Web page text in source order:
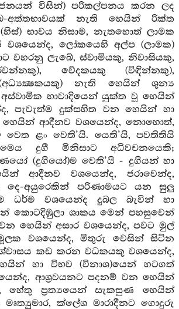
විසින්) පරිකල්පනය කරන ලද
අත්තභාවයක් නැති හෙයින් රික්ත
භාවය නිසාම, නැතහොත් ලාමක
වශයෙන්ද, ලෝකයෙහි අල්ප (ලාමක)
වහරනු ලැබේ, ස්වාමියකු, නිවාසියකු,
වේදකයකු (විඳින්නකු),
නැති හෙයින් ශුන්‍ය
භාවාදියෙන් යුක්ත වූ හෙයින්
පැවැත්ම දුක්සහිත වන හෙයින් හා
හෙයින් ආදීනව වශයෙන්ද, නොහොත්,
වෙත ළං වෙති’යි. යෙති’යි, පවතිතියි
දුගී මිනිසාට අධිවචනයෙකි;
(දුගියෝ)ම වෙති’යි - දුගියන් හා
ආදීනව වශයෙන්ද, ජරාවෙන්ද,
අයුරෙකින් පරිණාමයට යන සුලු
ධර්ම වශයෙන්ද දුබල බැවින් හා
කොටදිඹුලා ශාකය මෙන් පහසුවෙන්
හෙයින් අසාර වශයෙන්ද, පවට මුල්
වශයෙන්ද, මිතුරු වෙසින් සිටින
කඩ කරන වධකයකු වශයෙන්ද,
හා විභව (විනාශ)යෙන් හටගත්
ආශ්‍රවයනට පදනම් වන හෙයින්
හේතු ප්‍රත්‍යයෙන් සැකසුණ හෙයින්
ක්ලේශ මාරාදීනට ගොදුරු